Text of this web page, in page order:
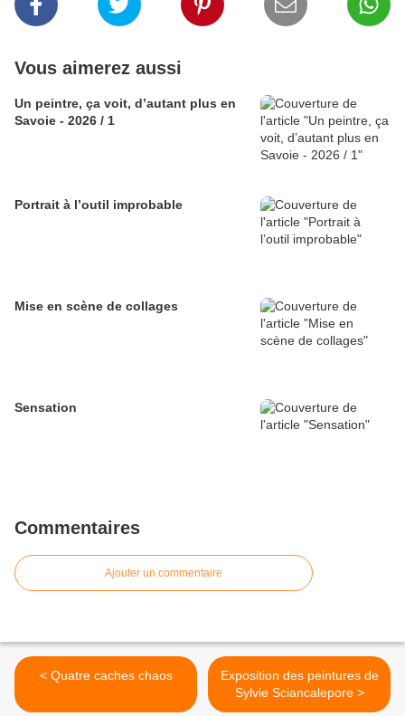
Vous aimerez aussi
Un peintre, ça voit, d’autant plus en
Savoie - 2026 / 1
Portrait à l’outil improbable
Mise en scène de collages
Sensation
Commentaires
Ajouter un commentaire
< Quatre caches chaos
Exposition des peintures de
Sylvie Sciancalepore >